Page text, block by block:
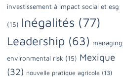
investissement à impact social et esg
(15) Inégalités (77)
Leadership (63) managing
environmental risk (15) Mexique
(32) nouvelle pratique agricole (13)